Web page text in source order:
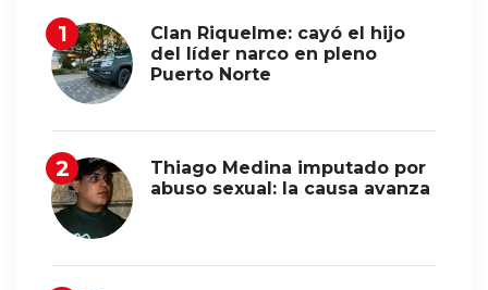
Clan Riquelme: cayó el hijo
del líder narco en pleno
Puerto Norte
Thiago Medina imputado por
abuso sexual: la causa avanza